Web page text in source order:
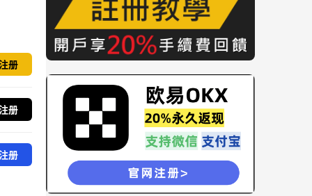
册
册
册